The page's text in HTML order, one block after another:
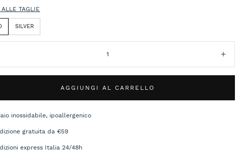
TAGLIE
SILVER
AGGIUNGI AL CARRELLO
inossidabile, ipoallergenico
gratuita da €59
express Italia 24/48h